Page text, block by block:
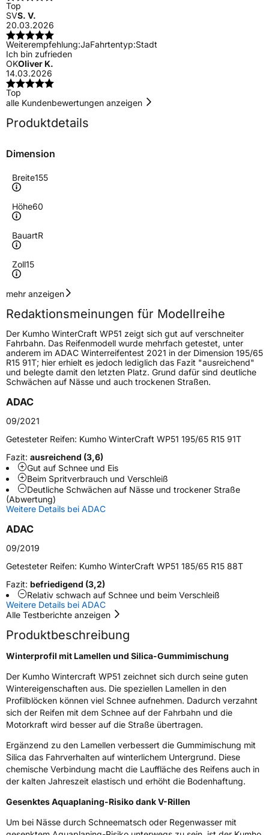
Top
SVS. V.
20.03.2026
Weiterempfehlung:JaFahrtentyp:Stadt
Ich bin zufrieden
OKOliver K.
14.03.2026
Top
alle Kundenbewertungen anzeigen
Produktdetails
Dimension
Breite155
Höhe60
BauartR
Zoll15
Geschwindigkeitsindex
Höchstgeschwindigkeit
190 km/h
Lastindex74
Höchstlast375 kg
Gewicht (in kg)5,9 kg
FahrzeugtypPKW
VerwendungWinterreifen
ModellnameWintercraft WP51
FahrzeugartPKW & SUV
Weitere Eigenschaften
Schlauchtyp
Zustand Neureifen
M+SJa
EU Label
EffizienzD
NasshaftungC
Rollgeräusch (Klasse)B
Rollgeräusch (dB)70
FahrzeugklasseC1
EisgripNein
mehr anzeigen
Redaktionsmeinungen für Modellreihe
Der Kumho WinterCraft WP51 zeigt sich gut auf verschneiter
Fahrbahn. Das Reifenmodell wurde mehrfach getestet, unter
anderem im ADAC Winterreifentest 2021 in der Dimension 195/65
R15 91T; hier erhielt es jedoch lediglich das Fazit "ausreichend"
und belegte damit den letzten Platz. Grund dafür sind deutliche
Schwächen auf Nässe und auch trockenen Straßen.
ADAC
09/2021
Getesteter Reifen: Kumho WinterCraft WP51 195/65 R15 91T
Fazit: ausreichend (3,6)
Gut auf Schnee und Eis
Beim Spritverbrauch und Verschleiß
Deutliche Schwächen auf Nässe und trockener Straße
(Abwertung)
Weitere Details bei ADAC
ADAC
09/2019
Getesteter Reifen: Kumho WinterCraft WP51 185/65 R15 88T
Fazit: befriedigend (3,2)
Relativ schwach auf Schnee und beim Verschleiß
Weitere Details bei ADAC
Alle Testberichte anzeigen
Produktbeschreibung
Winterprofil mit Lamellen und Silica-Gummimischung
Der Kumho Wintercraft WP51 zeichnet sich durch seine guten
Wintereigenschaften aus. Die speziellen Lamellen in den
Profilblöcken können viel Schnee aufnehmen. Dadurch verzahnt
sich der Reifen mit dem Schnee auf der Fahrbahn und die
Motorkraft wird besser auf die Straße übertragen.
Ergänzend zu den Lamellen verbessert die Gummimischung mit
Silica das Fahrverhalten auf winterlichem Untergrund. Diese
chemische Verbindung macht die Lauffläche des Reifens auch in
der kalten Jahreszeit elastisch und erhöht die Bodenhaftung.
Gesenktes Aquaplaning-Risiko dank V-Rillen
Um bei Nässe durch Schneematsch oder Regenwasser mit